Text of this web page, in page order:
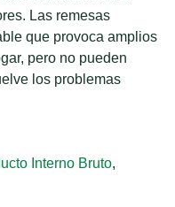
Las remesas
que provoca amplios
pero no pueden
los problemas
Interno Bruto,